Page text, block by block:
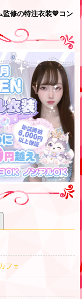
監修の特注衣装💙コン
フェ